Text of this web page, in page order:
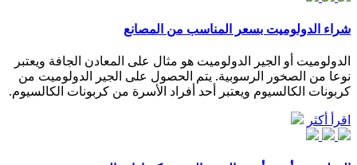
شراء الدولوميت بسعر المناسب من المصانع
الدولوميت أو الجير الدولوميت هو مثال على المعادن الجافة ويعتبر
نوعا من الصخور الرسوبية. يتم الحصول على الجير الدولوميت من
كربونات الكالسيوم ويعتبر أحد أفراد الأسرة من كربونات الكالسيوم.
اقرأ أكثر